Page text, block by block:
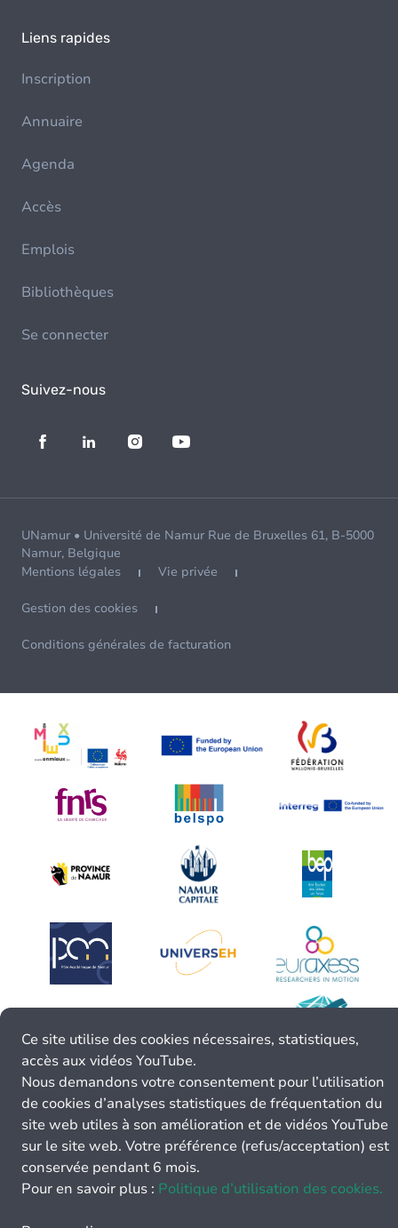
Liens rapides
Inscription
Annuaire
Agenda
Accès
Emplois
Bibliothèques
Se connecter
Suivez-nous
UNamur • Université de Namur Rue de Bruxelles 61, B-5000
Namur, Belgique
Mentions légales
Vie privée
Gestion des cookies
Conditions générales de facturation
Ce site utilise des cookies nécessaires, statistiques,
accès aux vidéos YouTube.
Nous demandons votre consentement pour l’utilisation
de cookies d’analyses statistiques de fréquentation du
site web utiles à son amélioration et de vidéos YouTube
sur le site web. Votre préférence (refus/acceptation) est
conservée pendant 6 mois.
Pour en savoir plus : Politique d’utilisation des cookies.